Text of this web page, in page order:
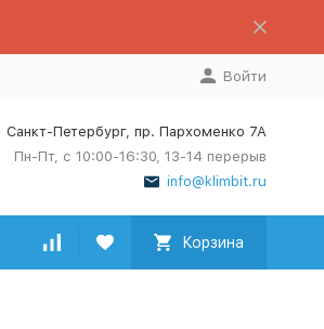
Войти
Санкт-Петербург, пр. Пархоменко 7А
Пн-Пт, с 10:00-16:30, 13-14 перерыв
info@klimbit.ru
Корзина